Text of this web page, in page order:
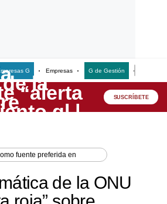
G Empresas G de Gestión
SUSCRÍBETE
fuente preferida en
de la ONU